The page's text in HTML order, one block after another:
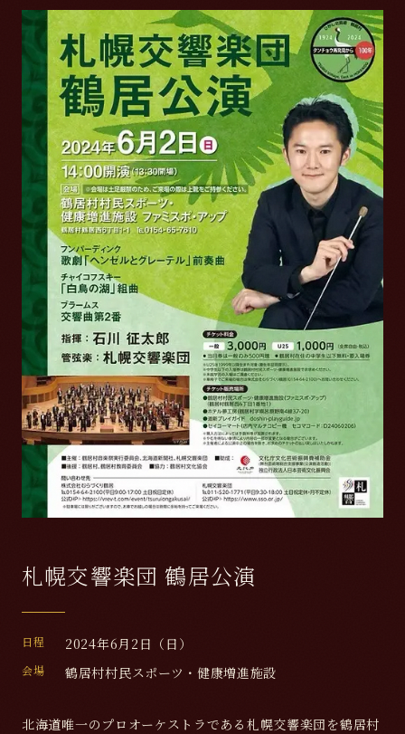
札幌交響楽団 鶴居公演
日程 2024年6月2日（日）
会場 鶴居村村民スポーツ・健康増進施設
北海道唯一のプロオーケストラである札幌交響楽団を鶴居村